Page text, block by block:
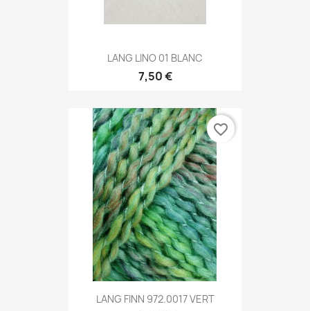
LANG LINO 01 BLANC
7,50 €
LANG FINN 972.0017 VERT
favorite_border